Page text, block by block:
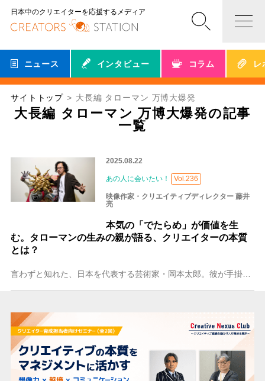
日本中のクリエイターを応援するメディア
ニュース インタビュー コラム レ
サイトトップ 大長編 タローマン 万博大爆発
大長編 タローマン 万博大爆発の記事
一覧
2025.08.22
あの人に会いたい！ Vol.236
映像作家・クリエイティブディレクター 藤井
亮
本気の「でたらめ」が価値を生
む。タローマンの生みの親が語る、クリエイターの本質
とは？
言わずと知れた、日本を代表する芸術家・岡本太郎。彼が手掛けた作品と発した言葉をモチーフに制作されたのが、「TAROMAN 岡本太郎式特撮活劇」です。「太陽の塔」